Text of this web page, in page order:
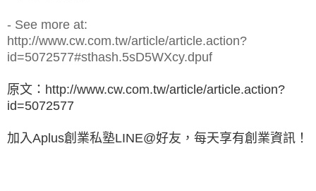
- See more at:
http://www.cw.com.tw/article/article.action?
id=5072577#sthash.5sD5WXcy.dpuf
原文：http://www.cw.com.tw/article/article.action?
id=5072577
加入Aplus創業私塾LINE@好友，每天享有創業資訊！